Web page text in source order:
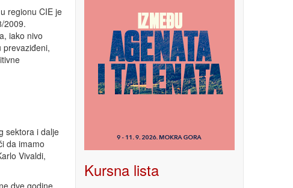
regionu CIE je
2009.
iako nivo
prevaziđeni,
sektora i dalje
da imamo
Vivaldi,
dve godine
Kursna lista